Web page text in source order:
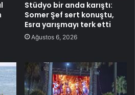
Stüdyo bir anda karıştı:
Somer Şef sert konuştu,
Esra yarışmayı terk etti
Ağustos 6, 2026